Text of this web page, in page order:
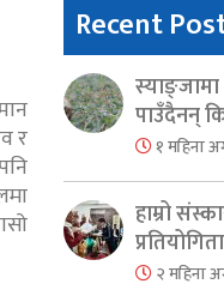
र
Recent
पाउँदैनन्
१ महिना
हाम्रो
प्रतियोगिता
२ महिना